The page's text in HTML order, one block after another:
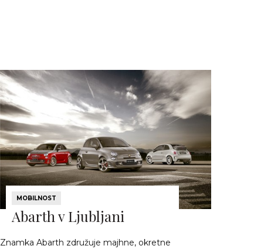
MOBILNOST
Abarth v Ljubljani
Znamka Abarth združuje majhne, okretne